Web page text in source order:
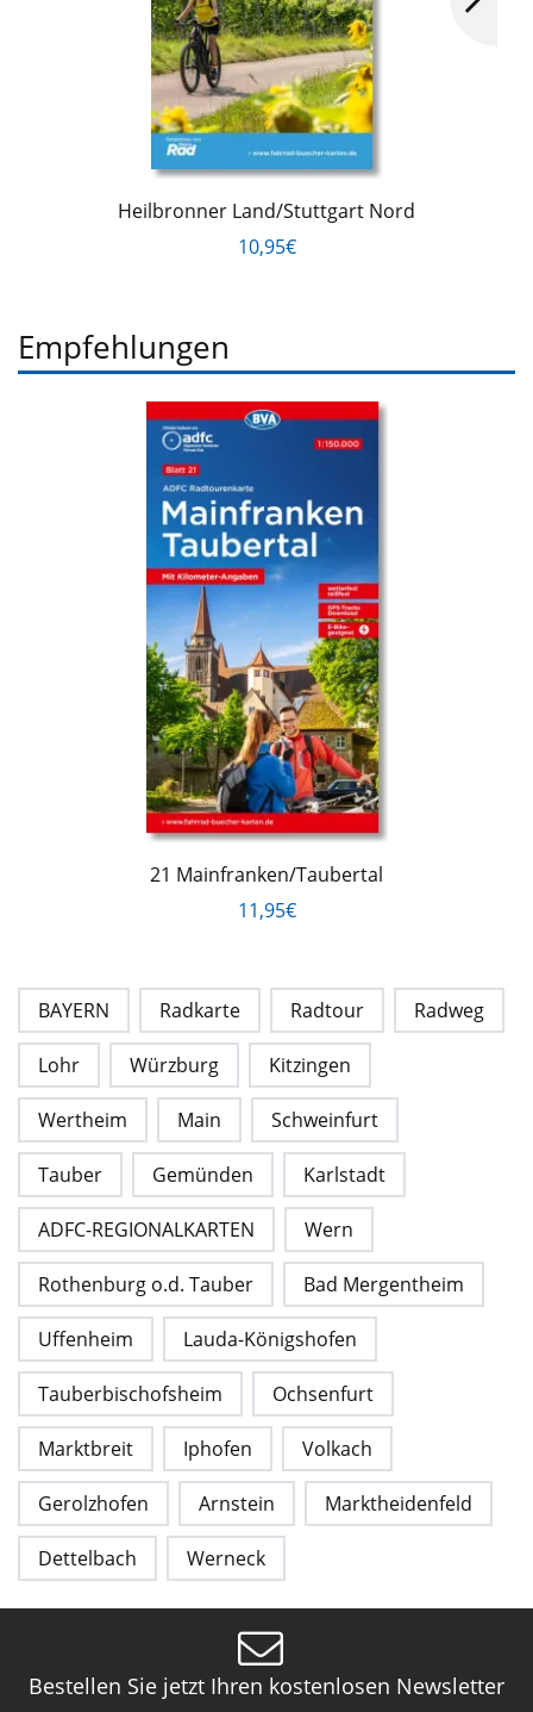
Heilbronner Land/Stuttgart Nord
10,95€
Empfehlungen
21 Mainfranken/Taubertal
11,95€
BAYERN Radkarte Radtour Radweg
Lohr Würzburg Kitzingen
Wertheim Main Schweinfurt
Tauber Gemünden Karlstadt
ADFC-REGIONALKARTEN Wern
Rothenburg o.d. Tauber Bad Mergentheim
Uffenheim Lauda-Königshofen
Tauberbischofsheim Ochsenfurt
Marktbreit Iphofen Volkach
Gerolzhofen Arnstein Marktheidenfeld
Dettelbach Werneck
Bestellen Sie jetzt Ihren kostenlosen Newsletter